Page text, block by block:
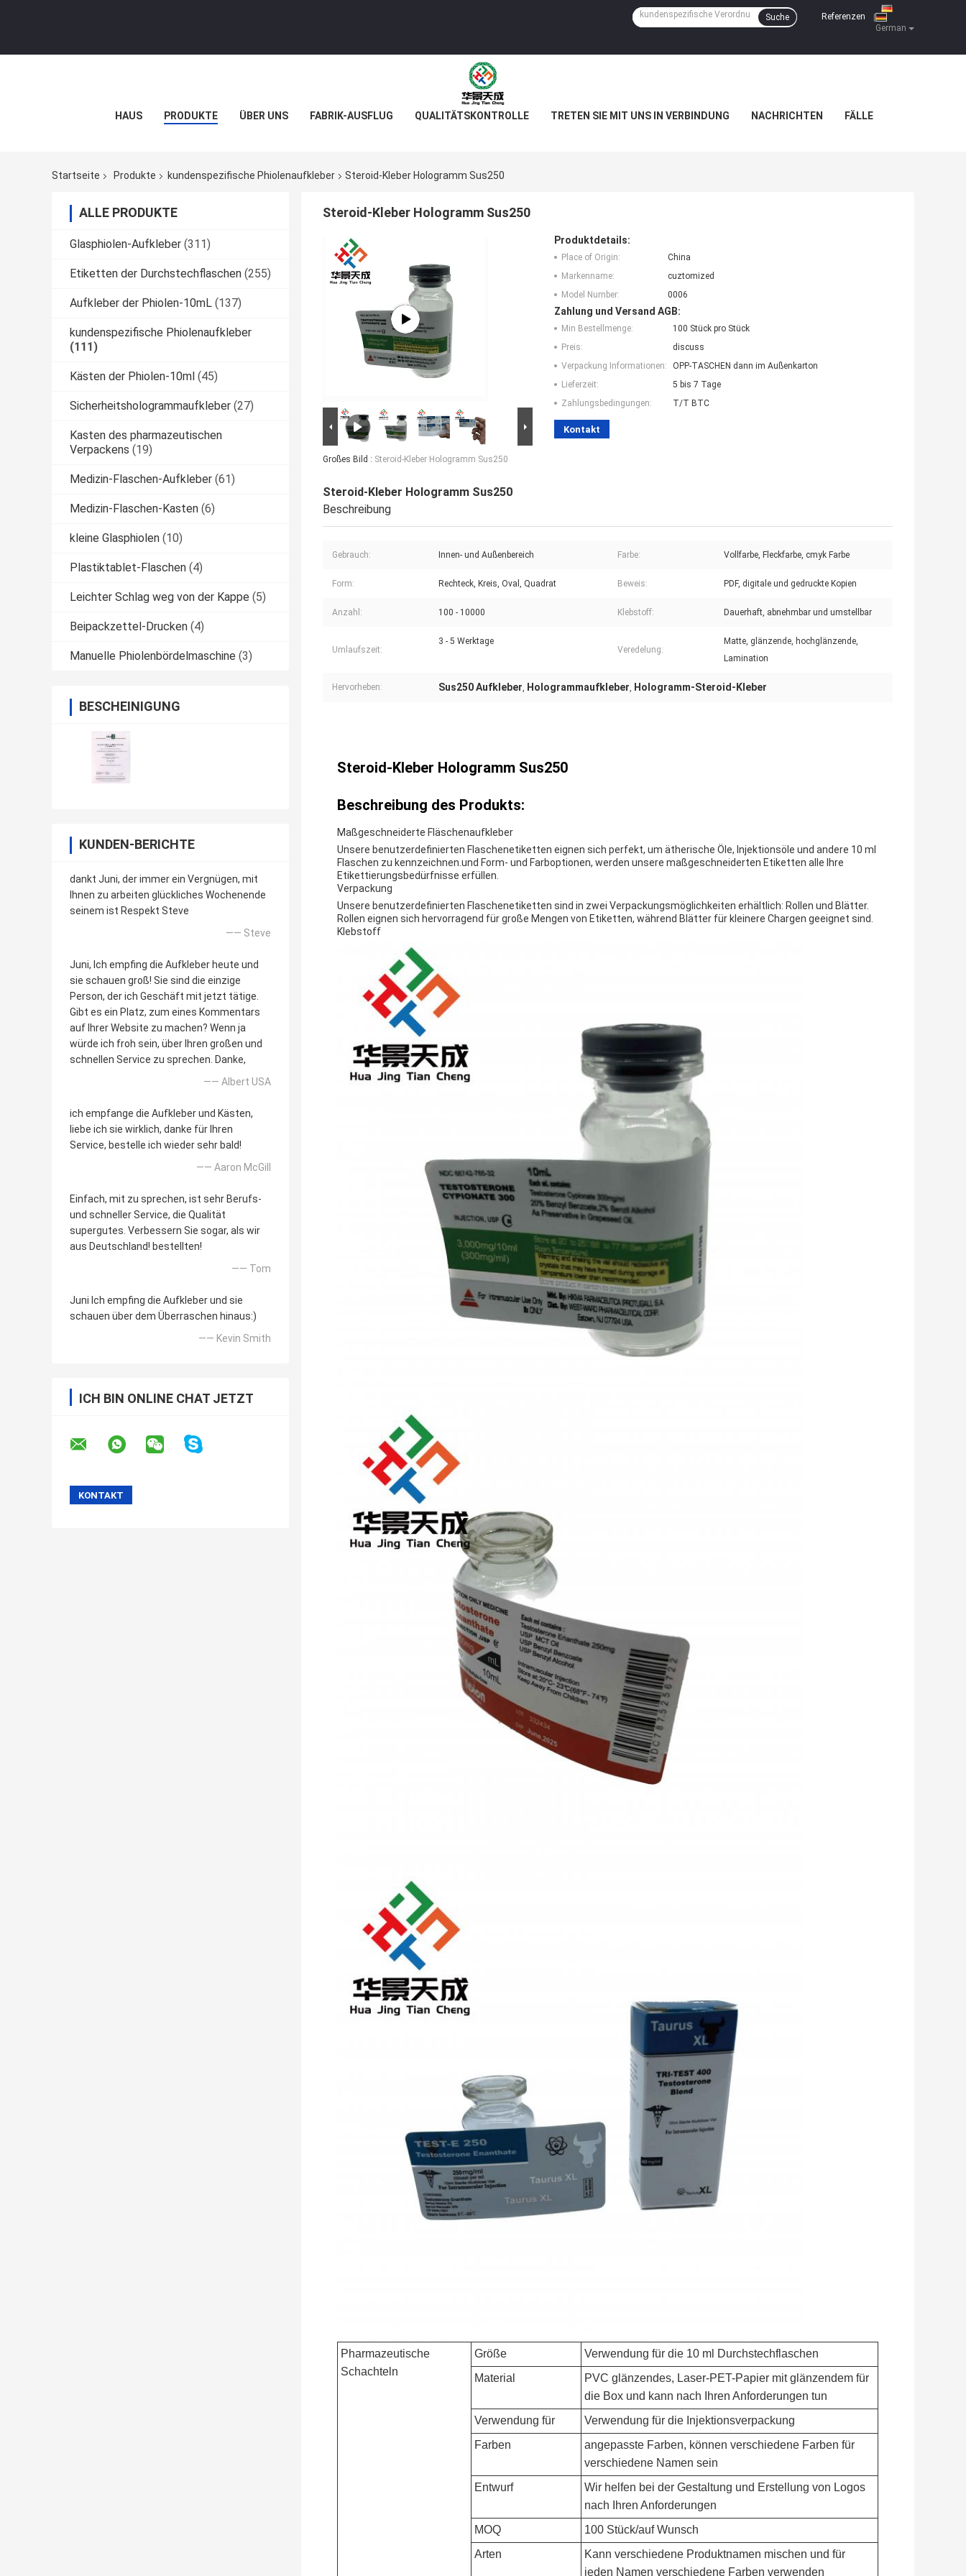
German
Referenzen
Suche
HAUS PRODUKTE ÜBER UNS FABRIK-AUSFLUG QUALITÄTSKONTROLLE TRETEN SIE MIT UNS IN VERBINDUNG NACHRICHTEN FÄLLE
Startseite Produkte kundenspezifische Phiolenaufkleber Steroid-Kleber Hologramm Sus250
ALLE PRODUKTE
Glasphiolen-Aufkleber (311)
Etiketten der Durchstechflaschen (255)
Aufkleber der Phiolen-10mL (137)
kundenspezifische Phiolenaufkleber
(111)
Kästen der Phiolen-10ml (45)
Sicherheitshologrammaufkleber (27)
Kasten des pharmazeutischen
Verpackens (19)
Medizin-Flaschen-Aufkleber (61)
Medizin-Flaschen-Kasten (6)
kleine Glasphiolen (10)
Plastiktablet-Flaschen (4)
Leichter Schlag weg von der Kappe (5)
Beipackzettel-Drucken (4)
Manuelle Phiolenbördelmaschine (3)
BESCHEINIGUNG
KUNDEN-BERICHTE
dankt Juni, der immer ein Vergnügen, mit
Ihnen zu arbeiten glückliches Wochenende
seinem ist Respekt Steve
—— Steve
Juni, Ich empfing die Aufkleber heute und
sie schauen groß! Sie sind die einzige
Person, der ich Geschäft mit jetzt tätige.
Gibt es ein Platz, zum eines Kommentars
auf Ihrer Website zu machen? Wenn ja
würde ich froh sein, über Ihren großen und
schnellen Service zu sprechen. Danke,
—— Albert USA
ich empfange die Aufkleber und Kästen,
liebe ich sie wirklich, danke für Ihren
Service, bestelle ich wieder sehr bald!
—— Aaron McGill
Einfach, mit zu sprechen, ist sehr Berufs-
und schneller Service, die Qualität
supergutes. Verbessern Sie sogar, als wir
aus Deutschland! bestellten!
—— Tom
Juni Ich empfing die Aufkleber und sie
schauen über dem Überraschen hinaus:)
—— Kevin Smith
ICH BIN ONLINE CHAT JETZT
Steroid-Kleber Hologramm Sus250
Großes Bild : Steroid-Kleber Hologramm Sus250
Produktdetails:
Place of Origin:
China
Markenname:
cuztomized
Model Number:
0006
Zahlung und Versand AGB:
Min Bestellmenge:
100 Stück pro Stück
Preis:
discuss
Verpackung Informationen:
OPP-TASCHEN dann im Außenkarton
Lieferzeit:
5 bis 7 Tage
Zahlungsbedingungen:
T/T BTC
Kontakt
Steroid-Kleber Hologramm Sus250
Beschreibung
Gebrauch: Innen- und Außenbereich Farbe: Vollfarbe, Fleckfarbe, cmyk Farbe
Form: Rechteck, Kreis, Oval, Quadrat Beweis: PDF, digitale und gedruckte Kopien
Anzahl: 100 - 10000 Klebstoff: Dauerhaft, abnehmbar und umstellbar
Umlaufszeit:
3 - 5 Werktage
Veredelung:
Matte, glänzende, hochglänzende,
Lamination
Hervorheben: Sus250 Aufkleber, Hologrammaufkleber, Hologramm-Steroid-Kleber
Steroid-Kleber Hologramm Sus250
Beschreibung des Produkts:
Maßgeschneiderte Fläschenaufkleber
Unsere benutzerdefinierten Flaschenetiketten eignen sich perfekt, um ätherische Öle, Injektionsöle und andere 10 ml
Flaschen zu kennzeichnen.und Form- und Farboptionen, werden unsere maßgeschneiderten Etiketten alle Ihre
Etikettierungsbedürfnisse erfüllen.
Verpackung
Unsere benutzerdefinierten Flaschenetiketten sind in zwei Verpackungsmöglichkeiten erhältlich: Rollen und Blätter.
Rollen eignen sich hervorragend für große Mengen von Etiketten, während Blätter für kleinere Chargen geeignet sind.
Klebstoff
Pharmazeutische
Schachteln
Größe
Verwendung für die 10 ml Durchstechflaschen
Material
PVC glänzendes, Laser-PET-Papier mit glänzendem für
die Box und kann nach Ihren Anforderungen tun
Verwendung für
Verwendung für die Injektionsverpackung
Farben
angepasste Farben, können verschiedene Farben für
verschiedene Namen sein
Entwurf
Wir helfen bei der Gestaltung und Erstellung von Logos
nach Ihren Anforderungen
MOQ
100 Stück/auf Wunsch
Arten
Kann verschiedene Produktnamen mischen und für
jeden Namen verschiedene Farben verwenden